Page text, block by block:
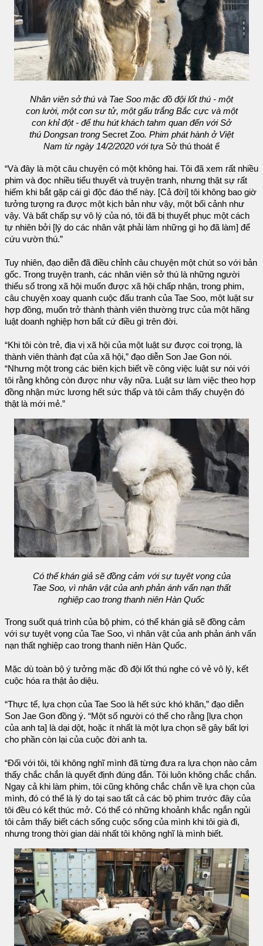
Nhân viên sở thú và Tae Soo mặc đồ đội lốt thú - một
con lười, một con sư tử, một gấu trắng Bắc cực và một
con khỉ đột - để thu hút khách tahm quan đến với Sở
thú Dongsan trong Secret Zoo. Phim phát hành ở Việt
Nam từ ngày 14/2/2020 với tựa Sở thú thoát ế
“Và đây là một câu chuyện có một không hai. Tôi đã xem rất nhiều
phim và đọc nhiều tiểu thuyết và truyện tranh, nhưng thật sự rất
hiếm khi bắt gặp cái gì độc đáo thế này. [Cả đời] tôi không bao giờ
tưởng tượng ra được một kịch bản như vậy, một bối cảnh như
vậy. Và bất chấp sự vô lý của nó, tôi đã bị thuyết phục một cách
tự nhiên bởi [lý do các nhân vật phải làm những gì họ đã làm] để
cứu vườn thú.”
Tuy nhiên, đạo diễn đã điều chỉnh câu chuyện một chút so với bản
gốc. Trong truyện tranh, các nhân viên sở thú là những người
thiểu số trong xã hội muốn được xã hội chấp nhận, trong phim,
câu chuyện xoay quanh cuộc đấu tranh của Tae Soo, một luật sư
hợp đồng, muốn trở thành thành viên thường trực của một hãng
luật doanh nghiệp hơn bất cứ điều gì trên đời.
“Khi tôi còn trẻ, địa vị xã hội của một luật sư được coi trọng, là
thành viên thành đạt của xã hội,” đạo diễn Son Jae Gon nói.
“Nhưng một trong các biên kịch biết về công việc luật sư nói với
tôi rằng không còn được như vậy nữa. Luật sư làm việc theo hợp
đồng nhận mức lương hết sức thấp và tôi cảm thấy chuyện đó
thật là mới mẻ.”
Có thể khán giả sẽ đồng cảm với sự tuyệt vọng của
Tae Soo, vì nhân vật của anh phản ánh vấn nạn thất
nghiệp cao trong thanh niên Hàn Quốc
Trong suốt quá trình của bộ phim, có thể khán giả sẽ đồng cảm
với sự tuyệt vọng của Tae Soo, vì nhân vật của anh phản ánh vấn
nạn thất nghiệp cao trong thanh niên Hàn Quốc.
Mặc dù toàn bộ ý tưởng mặc đồ đội lốt thú nghe có vẻ vô lý, kết
cuộc hóa ra thật ảo diệu.
“Thực tế, lựa chọn của Tae Soo là hết sức khó khăn,” đạo diễn
Son Jae Gon đồng ý. “Một số người có thể cho rằng [lựa chọn
của anh ta] là dại dột, hoặc ít nhất là một lựa chọn sẽ gây bất lợi
cho phần còn lại của cuộc đời anh ta.
“Đối với tôi, tôi không nghĩ mình đã từng đưa ra lựa chọn nào cảm
thấy chắc chắn là quyết định đúng đắn. Tôi luôn không chắc chắn.
Ngay cả khi làm phim, tôi cũng không chắc chắn về lựa chọn của
mình, đó có thể là lý do tại sao tất cả các bộ phim trước đây của
tôi đều có kết thúc mở. Có thể có những khoảnh khắc ngắn ngủi
tôi cảm thấy biết cách sống cuộc sống của mình khi tôi già đi,
nhưng trong thời gian dài nhất tôi không nghĩ là mình biết.